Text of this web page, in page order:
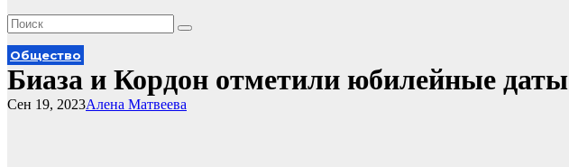
Общество
Биаза и Кордон отметили юбилейные даты
Алена Матвеева
Сен 19, 2023